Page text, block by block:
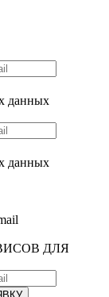
данных
данных
ДЛЯ